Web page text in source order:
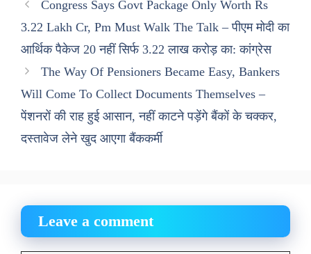
Congress Says Govt Package Only Worth Rs
3.22 Lakh Cr, Pm Must Walk The Talk – पीएम मोदी का
आर्थिक पैकेज 20 नहीं सिर्फ 3.22 लाख करोड़ का: कांग्रेस
The Way Of Pensioners Became Easy, Bankers
Will Come To Collect Documents Themselves –
पेंशनरों की राह हुई आसान, नहीं काटने पड़ेंगे बैंकों के चक्कर,
दस्तावेज लेने खुद आएगा बैंककर्मी
Leave a comment